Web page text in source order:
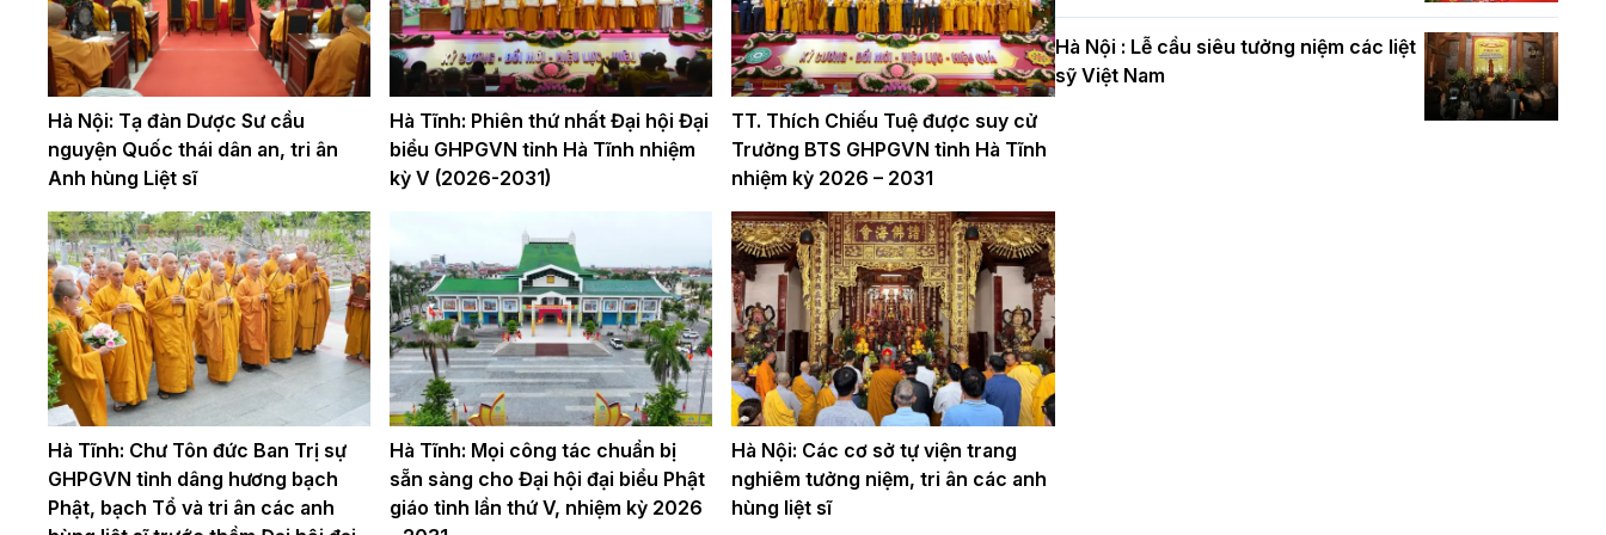
Hà Nội: Tạ đàn Dược Sư cầu
nguyện Quốc thái dân an, tri ân
Anh hùng Liệt sĩ
Hà Tĩnh: Phiên thứ nhất Đại hội Đại
biểu GHPGVN tỉnh Hà Tĩnh nhiệm
kỳ V (2026-2031)
TT. Thích Chiếu Tuệ được suy cử
Trưởng BTS GHPGVN tỉnh Hà Tĩnh
nhiệm kỳ 2026 – 2031
Hà Tĩnh: Chư Tôn đức Ban Trị sự
GHPGVN tỉnh dâng hương bạch
Phật, bạch Tổ và tri ân các anh
Hà Tĩnh: Mọi công tác chuẩn bị
sẵn sàng cho Đại hội đại biểu Phật
giáo tỉnh lần thứ V, nhiệm kỳ 2026
Hà Nội: Các cơ sở tự viện trang
nghiêm tưởng niệm, tri ân các anh
hùng liệt sĩ
Hà Nội : Lễ cầu siêu tưởng niệm các liệt
sỹ Việt Nam